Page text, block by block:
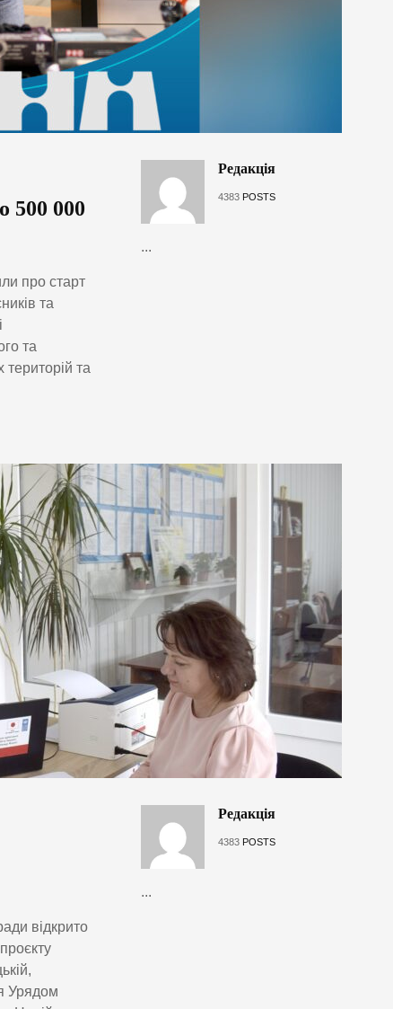
500 000
про старт
та
та
територій та
Редакція
4383 POSTS
...
відкрито
Урядом
Редакція
4383 POSTS
...